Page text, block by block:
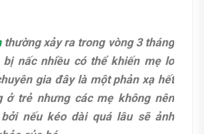
thường xảy ra trong vòng 3 tháng
nấc nhiều có thể khiến mẹ lo
gia đây là một phản xạ hết
ở trẻ nhưng các mẹ không nên
nếu kéo dài quá lâu sẽ ảnh